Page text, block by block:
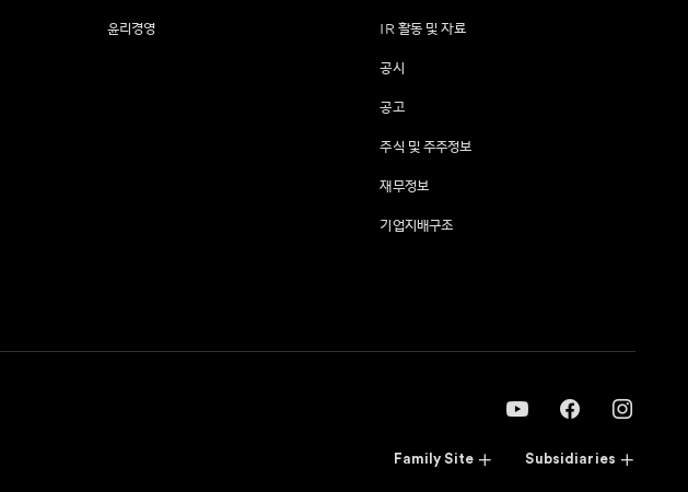
윤리경영 IR 활동 및 자료
공시
공고
주식 및 주주정보
재무정보
기업지배구조
Family Site Subsidiaries